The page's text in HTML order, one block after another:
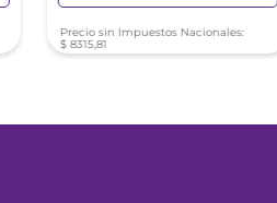
Precio sin Impuestos Nacionales:
$ 8315,81